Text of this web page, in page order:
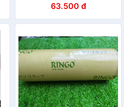
SHINSEN Inochi
63.500 đ